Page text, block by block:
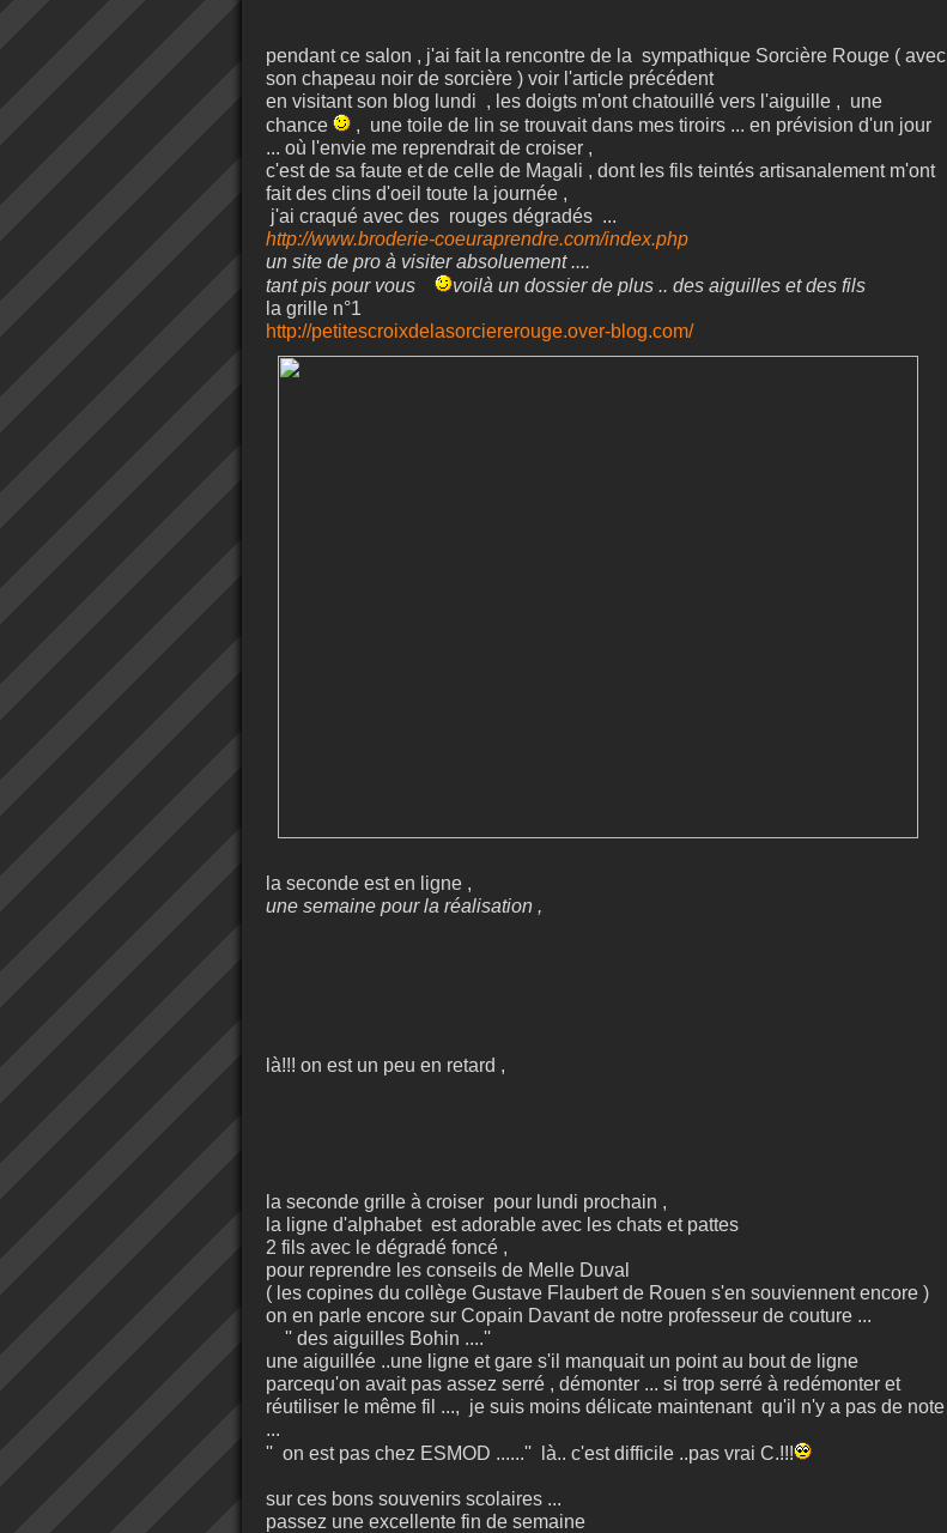
pendant ce salon , j'ai fait la rencontre de la sympathique Sorcière Rouge ( avec
son chapeau noir de sorcière ) voir l'article précédent
en visitant son blog lundi , les doigts m'ont chatouillé vers l'aiguille , une
chance
, une toile de lin se trouvait dans mes tiroirs ... en prévision d'un jour
... où l'envie me reprendrait de croiser ,
c'est de sa faute et de celle de Magali , dont les fils teintés artisanalement m'ont
fait des clins d'oeil toute la journée ,
j'ai craqué avec des rouges dégradés ...
http://www.broderie-coeuraprendre.com/index.php
un site de pro à visiter absoluement ....
tant pis pour vous
voilà un dossier de plus .. des aiguilles et des fils
la grille n°1
http://petitescroixdelasorciererouge.over-blog.com/
la seconde est en ligne ,
une semaine pour la réalisation ,
là!!! on est un peu en retard ,
la seconde grille à croiser pour lundi prochain ,
la ligne d'alphabet est adorable avec les chats et pattes
2 fils avec le dégradé foncé ,
pour reprendre les conseils de Melle Duval
( les copines du collège Gustave Flaubert de Rouen s'en souviennent encore )
on en parle encore sur Copain Davant de notre professeur de couture ...
'' des aiguilles Bohin ....''
une aiguillée ..une ligne et gare s'il manquait un point au bout de ligne
parcequ'on avait pas assez serré , démonter ... si trop serré à redémonter et
réutiliser le même fil ..., je suis moins délicate maintenant qu'il n'y a pas de note
...
'' on est pas chez ESMOD ......'' là.. c'est difficile ..pas vrai C.!!!
sur ces bons souvenirs scolaires ...
passez une excellente fin de semaine